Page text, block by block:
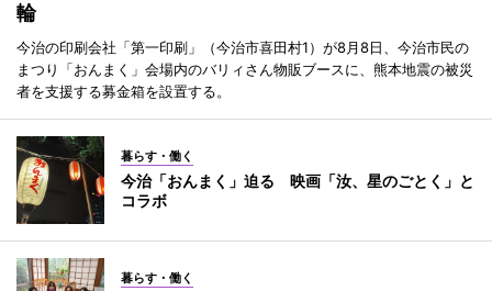
輪
今治の印刷会社「第一印刷」（今治市喜田村1）が8月8日、今治市民の
まつり「おんまく」会場内のバリィさん物販ブースに、熊本地震の被災
者を支援する募金箱を設置する。
暮らす・働く
今治「おんまく」迫る 映画「汝、星のごとく」と
コラボ
暮らす・働く